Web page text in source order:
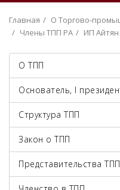
Главная О Торгово-
Члены ТПП РА
ИП
О ТПП
Основатель, I
Структура ТПП
Закон о ТПП
Представительства ТПП